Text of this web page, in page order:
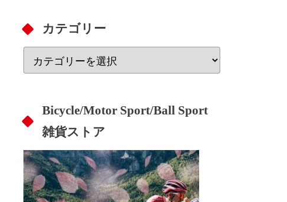
カテゴリー
Bicycle/Motor Sport/Ball Sport
雑貨ストア